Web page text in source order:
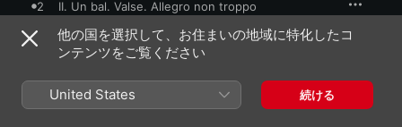
2 II. Un bal. Valse. Allegro non troppo
III. Scène aux champs. Adagio
IV. Marche au supplice. Allegretto non troppo
他の国を選択して、お住まいの地域に特化したコ
ンテンツをご覧ください
United States 続ける